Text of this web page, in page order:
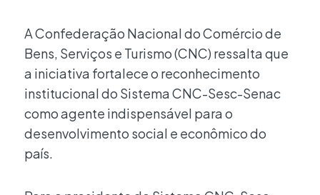
A Confederação Nacional do Comércio de
Bens, Serviços e Turismo (CNC) ressalta que
a iniciativa fortalece o reconhecimento
institucional do Sistema CNC-Sesc-Senac
como agente indispensável para o
desenvolvimento social e econômico do
país.